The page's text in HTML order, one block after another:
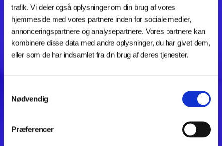
trafik. Vi deler også oplysninger om din brug af vores
hjemmeside med vores partnere inden for sociale medier,
annonceringspartnere og analysepartnere. Vores partnere kan
kombinere disse data med andre oplysninger, du har givet dem,
eller som de har indsamlet fra din brug af deres tjenester.
Nødvendig
Præferencer
BIOBUILD BUSINESS
Innovationsprogram for nye
og kommercielt skalerbare
byggekomponenter og -